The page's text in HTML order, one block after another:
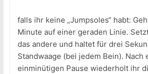
falls ihr keine „Jumpsoles“ habt:
Minute auf einer geraden Linie.
das andere und haltet für drei
Standwaage (bei jedem Bein). Nach
einminütigen Pause wiederholt ihr